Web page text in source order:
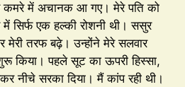
कमरे में अचानक आ गए। मेरे पति को
सिर्फ एक हल्की रोशनी थी। ससुर
मेरी तरफ बढ़े। उन्होंने मेरे सलवार
किया। पहले सूट का ऊपरी हिस्सा,
नीचे सरका दिया। मैं कांप रही थी।